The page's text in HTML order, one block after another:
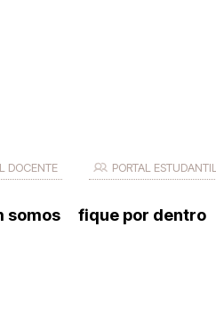
DOCENTE PORTAL ESTUDANTIL
somos fique por dentro